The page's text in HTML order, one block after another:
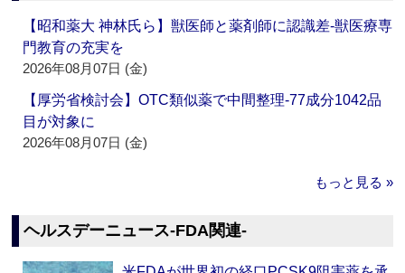
【昭和薬大 神林氏ら】獣医師と薬剤師に認識差‐獣医療専
門教育の充実を
2026年08月07日 (金)
【厚労省検討会】OTC類似薬で中間整理‐77成分1042品
目が対象に
2026年08月07日 (金)
もっと見る »
ヘルスデーニュース‐FDA関連‐